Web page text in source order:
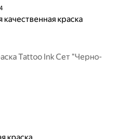
краска
Tattoo Ink Сет "Черно-